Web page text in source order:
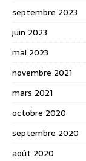
septembre 2023
juin 2023
mai 2023
novembre 2021
mars 2021
octobre 2020
septembre 2020
août 2020